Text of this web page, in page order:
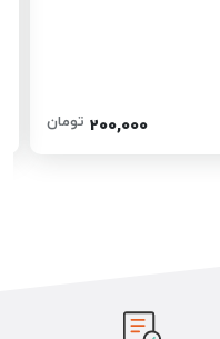
200,000 تومان